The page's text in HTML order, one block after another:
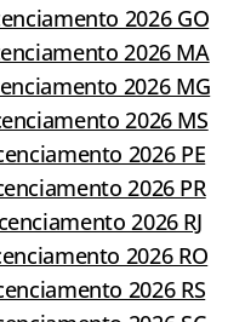
2026 GO
2026 MA
2026 MG
2026 MS
2026 PE
2026 PR
2026 RJ
2026 RO
2026 RS